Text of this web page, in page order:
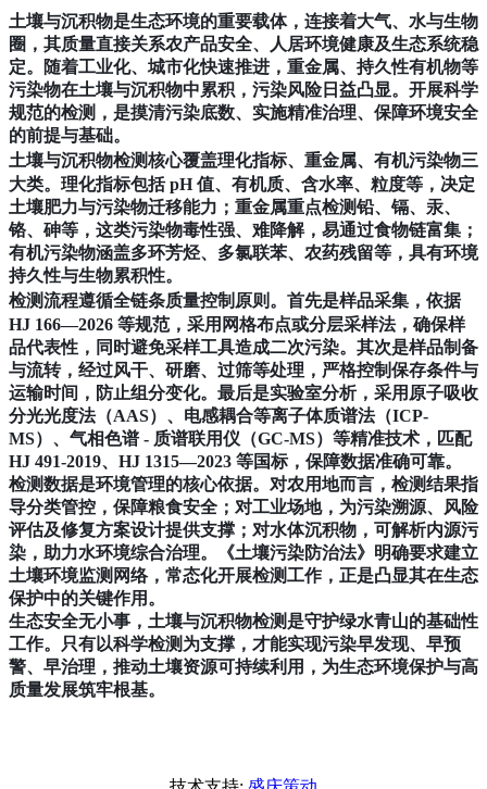
土壤与沉积物是生态环境的重要载体，连接着大气、水与生物
圈，其质量直接关系农产品安全、人居环境健康及生态系统稳
定。随着工业化、城市化快速推进，重金属、持久性有机物等
污染物在土壤与沉积物中累积，污染风险日益凸显。开展科学
规范的检测，是摸清污染底数、实施精准治理、保障环境安全
的前提与基础。
土壤与沉积物检测核心覆盖理化指标、重金属、有机污染物三
大类。理化指标包括 pH 值、有机质、含水率、粒度等，决定
土壤肥力与污染物迁移能力；重金属重点检测铅、镉、汞、
铬、砷等，这类污染物毒性强、难降解，易通过食物链富集；
有机污染物涵盖多环芳烃、多氯联苯、农药残留等，具有环境
持久性与生物累积性。
检测流程遵循全链条质量控制 原则。首先是样品采集，依据
HJ 166—2026 等规范，采用网格布点或分层采样法，确保样
品代表性，同时避免采样工具造成二次污染。其次是样品制备
与流转，经过风干、研磨、过筛等处理，严格控制保存条件与
运输时间，防止组分变化。最后是实验室分析，采用原子吸收
分光光度法（AAS）、电感耦合等离子体质谱法（ICP-
MS）、气相色谱 - 质谱联用仪（GC-MS）等精准技术，匹配
HJ 491-2019、HJ 1315—2023 等国标，保障数据准确可靠。
检测数据是环境管理的核心依据。对农用地而言，检测结果指
导分类管控，保障粮食安全；对工业场地，为污染溯源、风险
评估及修复方案设计提供支撑；对水体沉积物，可解析内源污
染，助力水环境综合治理。《土壤污染防治法》明确要求建立
土壤环境监测网络，常态化开展检测工作，正是凸显其在生态
保护中的关键作用。
生态安全无小事，土壤与沉积物检测是守护绿水青山的基础性
工作。只有以科学检测为支撑，才能实现污染早发现、早预
警、早治理，推动土壤资源可持续利用，为生态环境保护与高
质量发展筑牢根基。